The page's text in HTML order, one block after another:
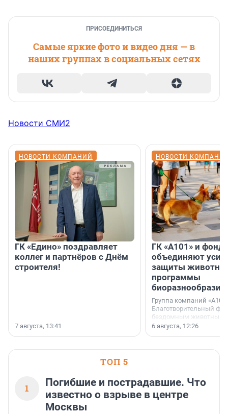
ПРИСОЕДИНИТЬСЯ
Самые яркие фото и видео дня — в
наших группах в социальных сетях
Новости СМИ2
НОВОСТИ КОМПАНИЙ
ГК «Едино» поздравляет
коллег и партнёров с Днём
строителя!
7 августа, 13:41
НОВОСТИ
ГК «А101» и фонд
объединяют
защиты
программы
биоразнообразия
Группа компаний
Благотворительный
бездомным животным
заключили соглашение
6 августа, 12:26
ТОП 5
1
Погибшие и пострадавшие. Что
известно о взрыве в центре
Москвы